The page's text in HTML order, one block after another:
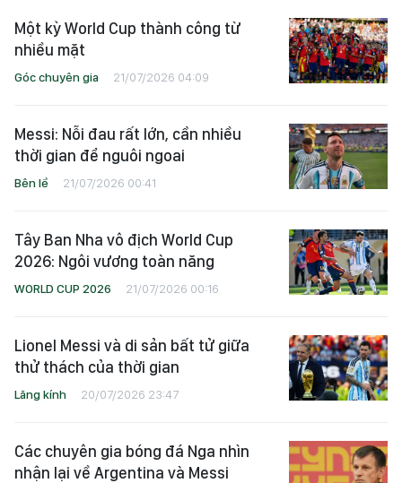
Một kỳ World Cup thành công từ
nhiều mặt
Góc chuyên gia 21/07/2026 04:09
Messi: Nỗi đau rất lớn, cần nhiều
thời gian để nguôi ngoai
Bên lề 21/07/2026 00:41
Tây Ban Nha vô địch World Cup
2026: Ngôi vương toàn năng
WORLD CUP 2026 21/07/2026 00:16
Lionel Messi và di sản bất tử giữa
thử thách của thời gian
Lăng kính 20/07/2026 23:47
Các chuyên gia bóng đá Nga nhìn
nhận lại về Argentina và Messi